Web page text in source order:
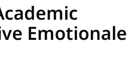
Emotionale